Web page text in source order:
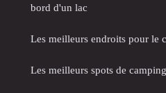
bord d'un lac
Les meilleurs endroits pour le
Les meilleurs spots de